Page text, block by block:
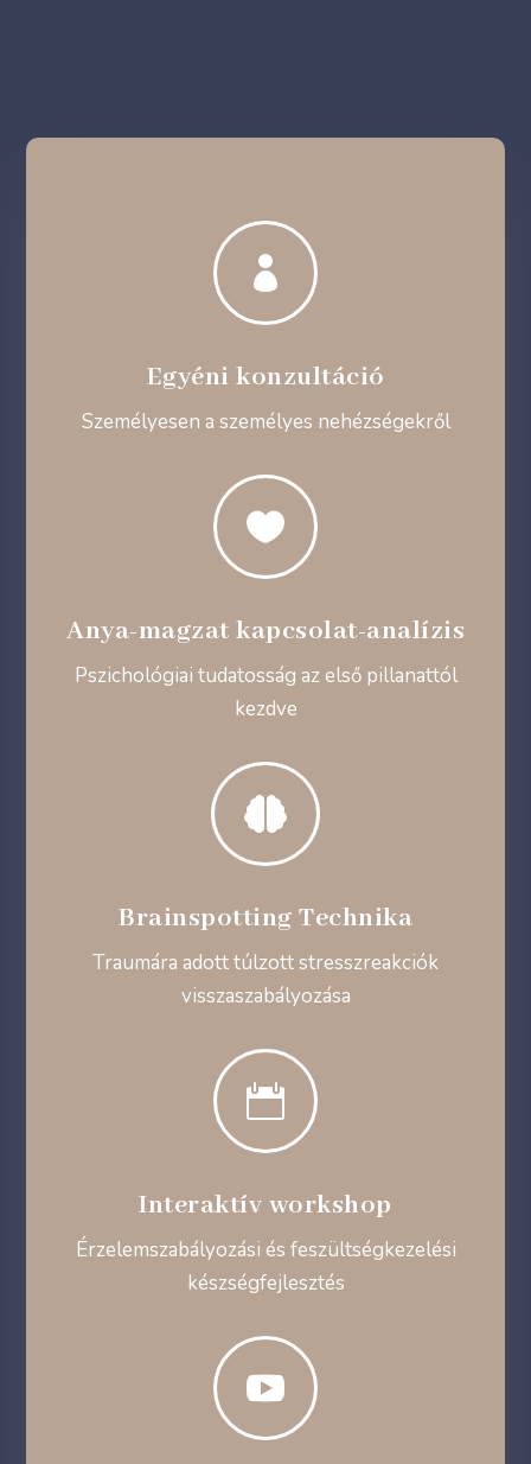

Egyéni konzultáció
Személyesen a személyes nehézségekről

Anya-magzat kapcsolat-analízis
Pszichológiai tudatosság az első pillanattól
kezdve

Brainspotting Technika
Traumára adott túlzott stresszreakciók
visszaszabályozása

Interaktív workshop
Érzelemszabályozási és feszültségkezelési
készségfejlesztés
